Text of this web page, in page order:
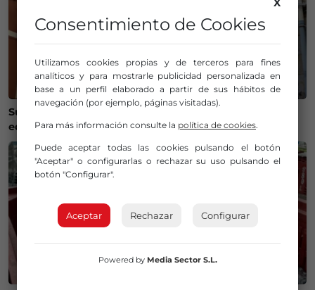
Susto en Bilbao La Vieja: ocho personas atendidas y un
edificio desalojado tras un incendio
Consentimiento de Cookies
Utilizamos cookies propias y de terceros para fines
analíticos y para mostrarle publicidad personalizada en
base a un perfil elaborado a partir de sus hábitos de
navegación (por ejemplo, páginas visitadas).
Para más información consulte la política de cookies.
Puede aceptar todas las cookies pulsando el botón
"Aceptar" o configurarlas o rechazar su uso pulsando el
botón "Configurar".
Aceptar Rechazar Configurar
Powered by Media Sector S.L.